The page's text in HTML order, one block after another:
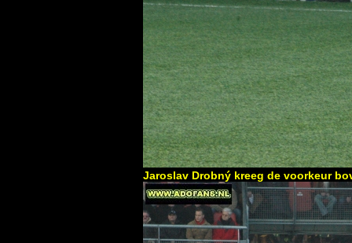
Jaroslav Drobný kreeg de voorkeur